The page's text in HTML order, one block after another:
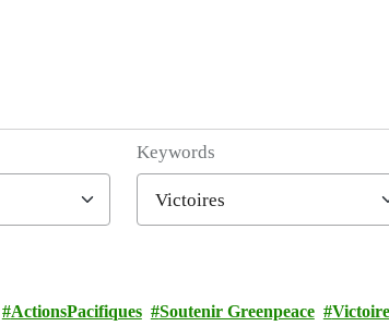
Keywords
ActionsPacifiques Soutenir Greenpeace